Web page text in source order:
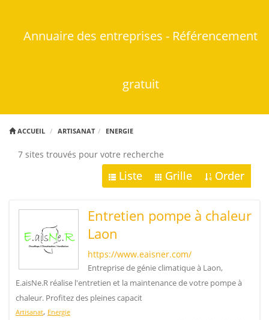
Annuaire des entreprises - Référencement
gratuit
ACCUEIL ARTISANAT ENERGIE
7 sites trouvés pour votre recherche
Liste Grille Order
Entretien pompe à chaleur
Laon
https://www.eaisner.com/
Entreprise de génie climatique à Laon,
E.aisNe.R réalise l'entretien et la maintenance de votre pompe à
chaleur. Profitez des pleines capacit
Artisanat, Energie